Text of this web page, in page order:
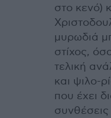
στο κενό)
μυρωδιά
στίχος,
τελική
και ψιλο-
που έχει